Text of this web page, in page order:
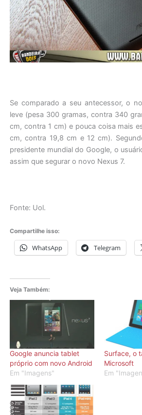
Se comparado a seu antecessor, o
leve (pesa 300 gramas, contra 340
cm, contra 1 cm) e pouca coisa mais
cm, contra 19,8 cm e 12 cm).
presidente mundial do Google, o
assim que segurar o novo Nexus 7.
Fonte: Uol.
Compartilhe isso:
WhatsApp Telegram
Veja Também:
Google anuncia tablet
próprio com novo Android
Em "Imagens"
Surface, o
Microsoft
Em